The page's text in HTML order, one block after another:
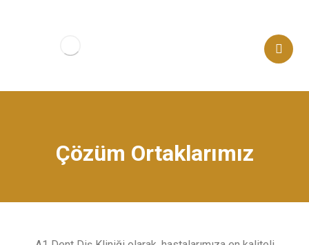
Çözüm Ortaklarımız